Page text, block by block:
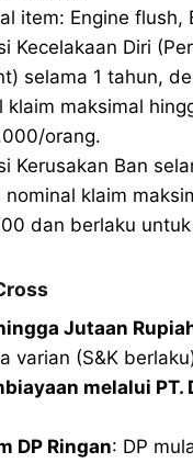
item: Engine flush,
Kecelakaan Diri
selama 1 tahun,
klaim maksimal
orang.
Kerusakan Ban
nominal klaim
dan berlaku untuk
Jutaan
varian (S&K
melalui PT.
DP Ringan: DP